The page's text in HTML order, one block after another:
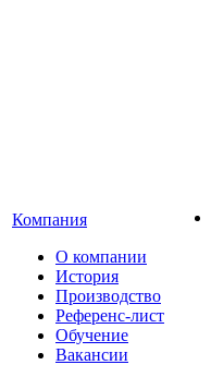
Компания
О компании
История
Производство
Референс-лист
Обучение
Вакансии